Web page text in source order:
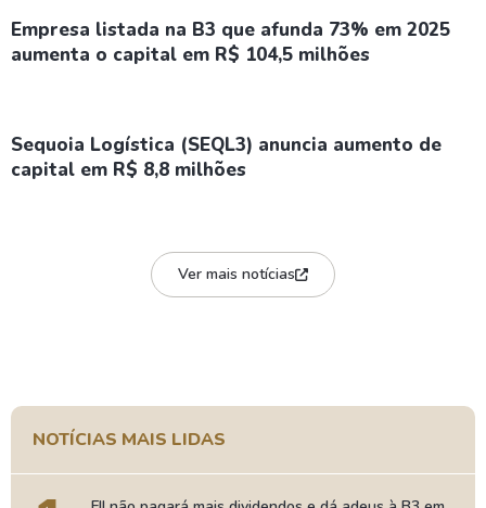
Empresa listada na B3 que afunda 73% em 2025
aumenta o capital em R$ 104,5 milhões
Sequoia Logística (SEQL3) anuncia aumento de
capital em R$ 8,8 milhões
Ver mais notícias
NOTÍCIAS MAIS LIDAS